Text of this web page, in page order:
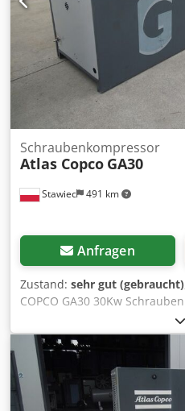
Stawiec 491 km
Schraubenkompressor
Atlas Copco GA30
Anfragen
Zustand: sehr gut (gebraucht)
COPCO GA30 30Kw
Schraubenkompressor ATLAS
Wärmetauscher nach dem
Leistung: 5,40 m3/min; 30
Jahr;2015
brutto Kompressor voll
Garantie wir bieten Service.